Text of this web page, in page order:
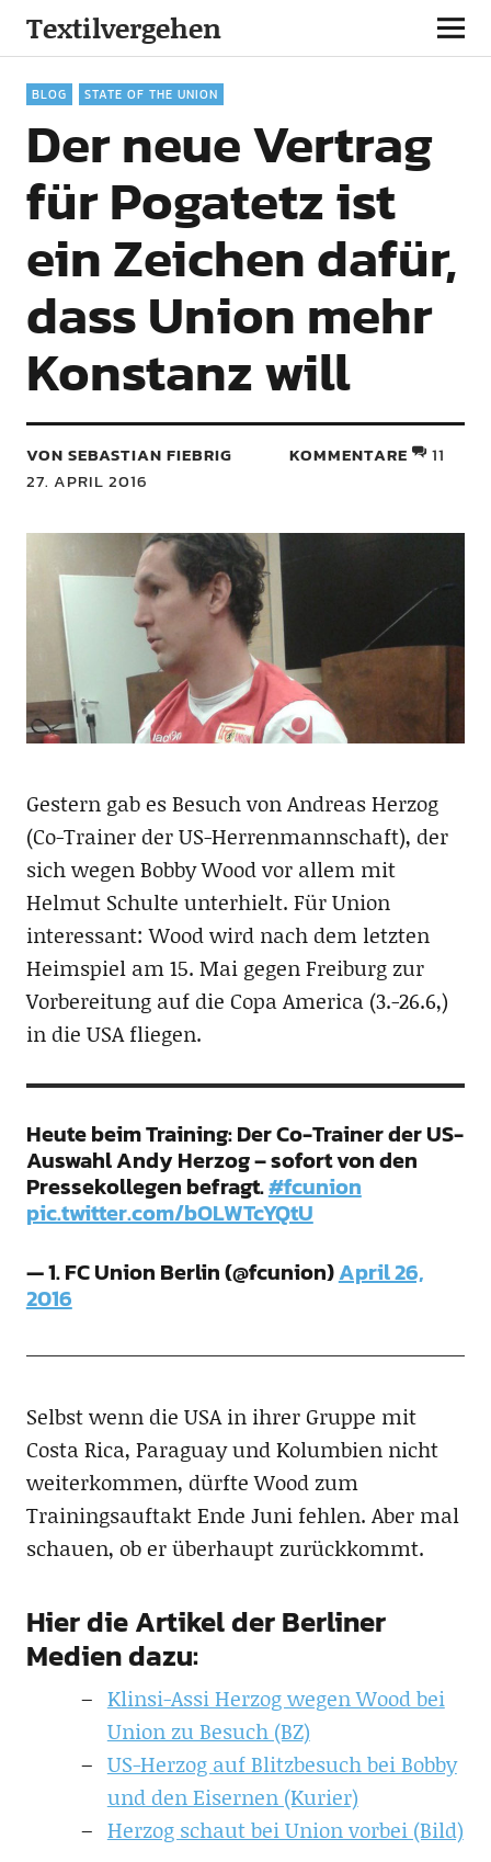
Textilvergehen
BLOG STATE OF THE UNION
Der neue Vertrag
für Pogatetz ist
ein Zeichen dafür,
dass Union mehr
Konstanz will
VON SEBASTIAN FIEBRIG
27. APRIL 2016
KOMMENTARE 11
Gestern gab es Besuch von Andreas Herzog
(Co-Trainer der US-Herrenmannschaft), der
sich wegen Bobby Wood vor allem mit
Helmut Schulte unterhielt. Für Union
interessant: Wood wird nach dem letzten
Heimspiel am 15. Mai gegen Freiburg zur
Vorbereitung auf die Copa America (3.-26.6,)
in die USA fliegen.
Heute beim Training: Der Co-Trainer der US-
Auswahl Andy Herzog – sofort von den
Pressekollegen befragt.#fcunion
pic.twitter.com/bOLWTcYQtU
— 1. FC Union Berlin (@fcunion)April 26,
2016
Selbst wenn die USA in ihrer Gruppe mit
Costa Rica, Paraguay und Kolumbien nicht
weiterkommen, dürfte Wood zum
Trainingsauftakt Ende Juni fehlen. Aber mal
schauen, ob er überhaupt zurückkommt.
Hier die Artikel der Berliner
Medien dazu:
Klinsi-Assi Herzog wegen Wood bei
Union zu Besuch (BZ)
US-Herzog auf Blitzbesuch bei Bobby
und den Eisernen (Kurier)
Herzog schaut bei Union vorbei (Bild)